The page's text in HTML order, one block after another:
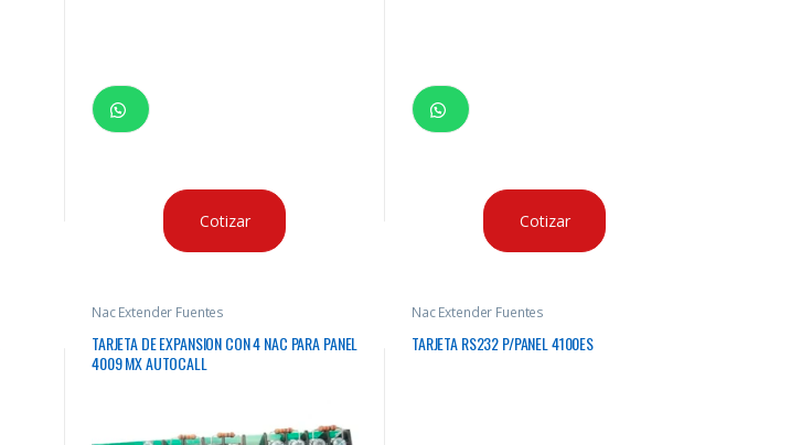
Cotizar Cotizar
Nac Extender Fuentes
TARJETA DE EXPANSION CON 4 NAC PARA PANEL
4009 MX AUTOCALL
Nac Extender Fuentes
TARJETA RS232 P/PANEL 4100ES